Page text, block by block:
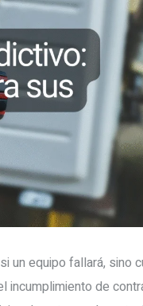
un equipo fallará, sino
incumplimiento de